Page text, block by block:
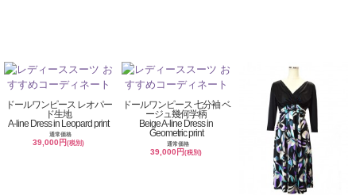
ドールワンピース レオパー
ド生地
A-line Dress in Leopard print
通常価格
39,000円(税別)
ドールワンピース 七分袖 ベ
ージュ幾何学柄
Beige A-line Dress in
Geometric print
通常価格
39,000円(税別)